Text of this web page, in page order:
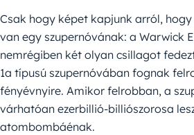
Csak hogy képet kapjunk arról,
van egy szupernóvának: a Warwick
nemrégiben két olyan csillagot
1a típusú szupernóvában fognak
fényévnyire. Amikor felrobban, a
várhatóan ezerbillió-billiószorosa
atombombáénak.